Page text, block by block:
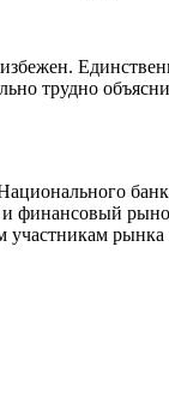
трудно
финансовый
участникам